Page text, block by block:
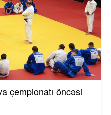
çempionatı öncəsi